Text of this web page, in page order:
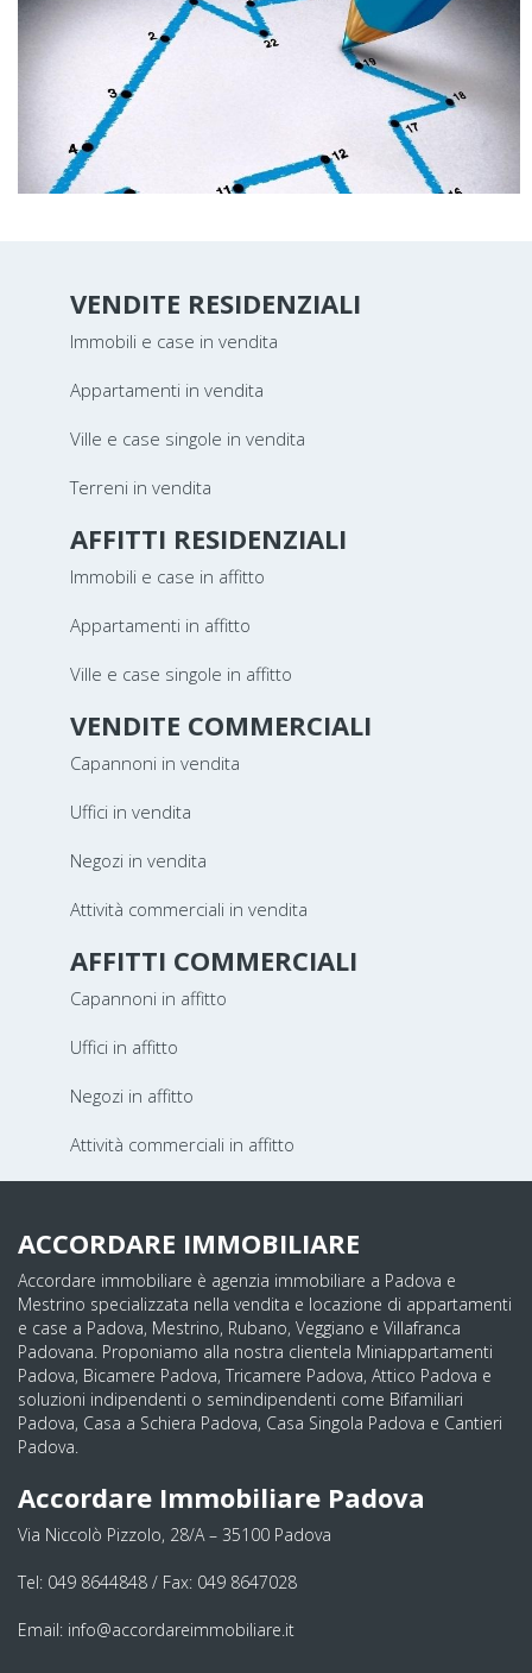
VENDITE RESIDENZIALI
Immobili e case in vendita
Appartamenti in vendita
Ville e case singole in vendita
Terreni in vendita
AFFITTI RESIDENZIALI
Immobili e case in affitto
Appartamenti in affitto
Ville e case singole in affitto
VENDITE COMMERCIALI
Capannoni in vendita
Uffici in vendita
Negozi in vendita
Attività commerciali in vendita
AFFITTI COMMERCIALI
Capannoni in affitto
Uffici in affitto
Negozi in affitto
Attività commerciali in affitto
ACCORDARE IMMOBILIARE
Accordare immobiliare è agenzia immobiliare a Padova e
Mestrino specializzata nella vendita e locazione di appartamenti
e case a Padova, Mestrino, Rubano, Veggiano e Villafranca
Padovana. Proponiamo alla nostra clientela Miniappartamenti
Padova, Bicamere Padova, Tricamere Padova, Attico Padova e
soluzioni indipendenti o semindipendenti come Bifamiliari
Padova, Casa a Schiera Padova, Casa Singola Padova e Cantieri
Padova.
Accordare Immobiliare Padova
Via Niccolò Pizzolo, 28/A – 35100 Padova
Tel: 049 8644848 / Fax: 049 8647028
Email: info@accordareimmobiliare.it